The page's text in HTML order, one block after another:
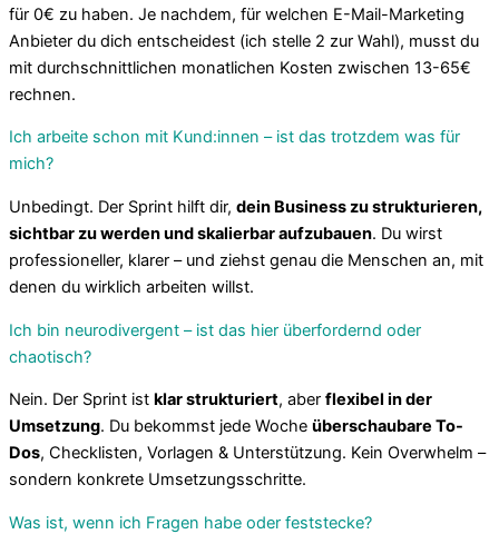
für 0€ zu haben. Je nachdem, für welchen E-Mail-Marketing
Anbieter du dich entscheidest (ich stelle 2 zur Wahl), musst du
mit durchschnittlichen monatlichen Kosten zwischen 13-65€
rechnen.
Ich arbeite schon mit Kund:innen – ist das trotzdem was für
mich?
Unbedingt. Der Sprint hilft dir, dein Business zu strukturieren,
sichtbar zu werden und skalierbar aufzubauen. Du wirst
professioneller, klarer – und ziehst genau die Menschen an, mit
denen du wirklich arbeiten willst.
Ich bin neurodivergent – ist das hier überfordernd oder
chaotisch?
Nein. Der Sprint ist klar strukturiert, aber flexibel in der
Umsetzung. Du bekommst jede Woche überschaubare To-
Dos, Checklisten, Vorlagen & Unterstützung. Kein Overwhelm –
sondern konkrete Umsetzungsschritte.
Was ist, wenn ich Fragen habe oder feststecke?